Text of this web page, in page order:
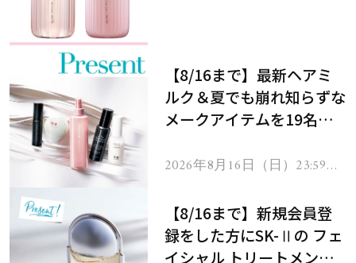
【8/16まで】最新ヘアミ
ルク＆夏でも崩れ知らずな
メークアイテムを19名様
2026年8月16日（日）23:59ま
【8/16まで】新規会員登
録をした方にSK-Ⅱの フェ
イシャル トリートメント